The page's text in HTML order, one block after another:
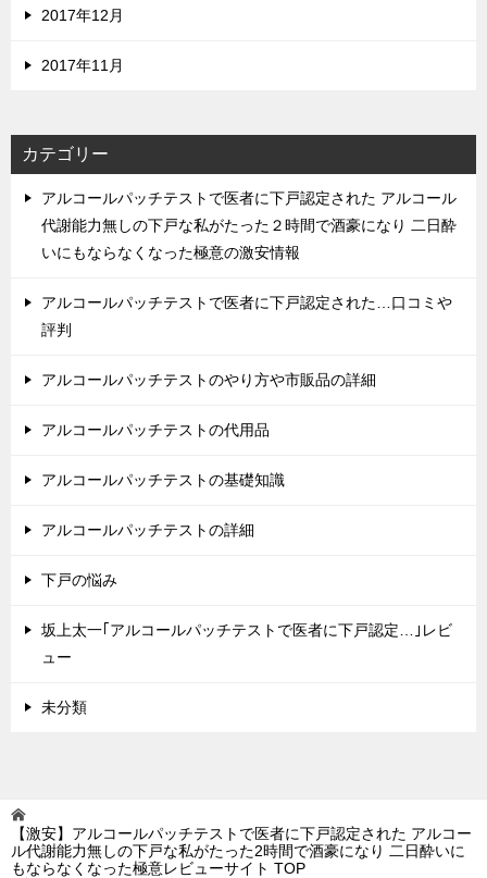
2017年12月
2017年11月
カテゴリー
アルコールパッチテストで医者に下戸認定された アルコール
代謝能力無しの下戸な私がたった２時間で酒豪になり 二日酔
いにもならなくなった極意の激安情報
アルコールパッチテストで医者に下戸認定された…口コミや
評判
アルコールパッチテストのやり方や市販品の詳細
アルコールパッチテストの代用品
アルコールパッチテストの基礎知識
アルコールパッチテストの詳細
下戸の悩み
坂上太一｢アルコールパッチテストで医者に下戸認定…｣レビ
ュー
未分類
【激安】アルコールパッチテストで医者に下戸認定された アルコー
ル代謝能力無しの下戸な私がたった2時間で酒豪になり 二日酔いに
もならなくなった極意レビューサイト TOP